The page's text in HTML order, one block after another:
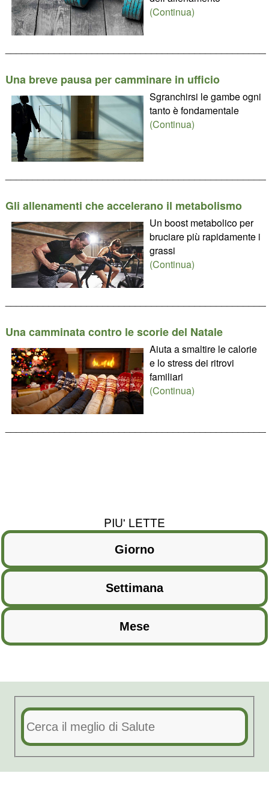
(Continua)
Una breve pausa per camminare in ufficio
Sgranchirsi le gambe ogni
tanto è fondamentale
(Continua)
Gli allenamenti che accelerano il metabolismo
Un boost metabolico per
bruciare più rapidamente i
grassi
(Continua)
Una camminata contro le scorie del Natale
Aiuta a smaltire le calorie
e lo stress dei ritrovi
familiari
(Continua)
PIU' LETTE